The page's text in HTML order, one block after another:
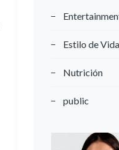
Estilo de Vida
Nutrición
public